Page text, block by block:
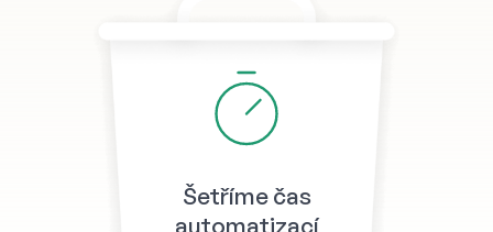
Šetříme čas
automatizací